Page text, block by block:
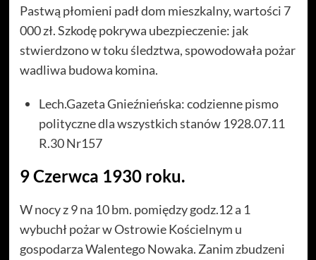
Pastwą płomieni padł dom mieszkalny, wartości 7
000 zł. Szkodę pokrywa ubezpieczenie: jak
stwierdzono w toku śledztwa, spowodowała pożar
wadliwa budowa komina.
Lech.Gazeta Gnieźnieńska: codzienne pismo
polityczne dla wszystkich stanów 1928.07.11
R.30 Nr157
9 Czerwca 1930 roku.
W nocy z 9 na 10 bm. pomiędzy godz.12 a 1
wybuchł pożar w Ostrowie Kościelnym u
gospodarza Walentego Nowaka. Zanim zbudzeni